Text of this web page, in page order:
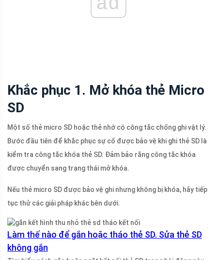
Khắc phục 1. Mở khóa thẻ Micro
SD
Một số thẻ micro SD hoặc thẻ nhớ có công tắc chống ghi vật lý.
Bước đầu tiên để khắc phục sự cố được bảo vệ khi ghi thẻ SD là
kiểm tra công tắc khóa thẻ SD. Đảm bảo rằng công tắc khóa
được chuyển sang trạng thái mở khóa.
Nếu thẻ micro SD được bảo vệ ghi nhưng không bị khóa, hãy tiếp
tục thử các giải pháp khác bên dưới.
Làm thế nào để gắn hoặc tháo thẻ SD. Sửa thẻ SD
không gắn